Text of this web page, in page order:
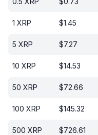
1 XRP $1.45
5 XRP $7.27
10 XRP $14.53
50 XRP $72.66
100 XRP $145.32
500 XRP $726.61